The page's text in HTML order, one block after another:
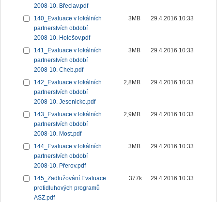
2008-10. Břeclav.pdf
140_Evaluace v lokálních
partnerstvích období
2008-10. Holešov.pdf
3MB 29.4.2016 10:33
141_Evaluace v lokálních
partnerstvích období
2008-10. Cheb.pdf
3MB 29.4.2016 10:33
142_Evaluace v lokálních
partnerstvích období
2008-10. Jesenicko.pdf
2,8MB 29.4.2016 10:33
143_Evaluace v lokálních
partnerstvích období
2008-10. Most.pdf
2,9MB 29.4.2016 10:33
144_Evaluace v lokálních
partnerstvích období
2008-10. Přerov.pdf
3MB 29.4.2016 10:33
145_Zadlužování.Evaluace
protidluhových programů
ASZ.pdf
377k 29.4.2016 10:33